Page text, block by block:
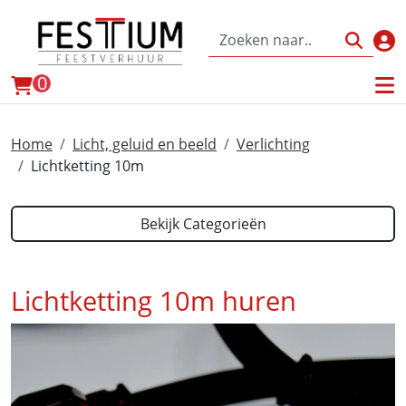
winkelwagen
0
Home Licht, geluid en beeld
Verlichting
Lichtketting 10m
Bekijk Categorieën
Lichtketting 10m huren